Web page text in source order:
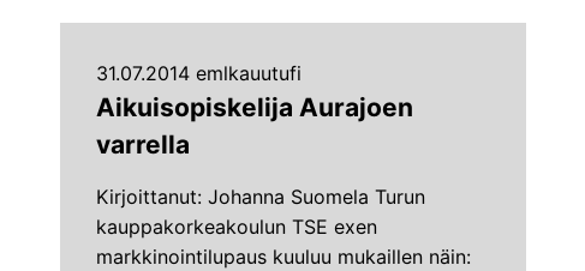
31.07.2014 emlkauutufi
Aikuisopiskelija Aurajoen
varrella
Kirjoittanut: Johanna Suomela Turun
kauppakorkeakoulun TSE exen
markkinointilupaus kuuluu mukaillen näin: